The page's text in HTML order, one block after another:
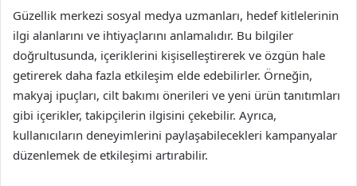
Güzellik merkezi sosyal medya uzmanları, hedef kitlelerinin
ilgi alanlarını ve ihtiyaçlarını anlamalıdır. Bu bilgiler
doğrultusunda, içeriklerini kişiselleştirerek ve özgün hale
getirerek daha fazla etkileşim elde edebilirler. Örneğin,
makyaj ipuçları, cilt bakımı önerileri ve yeni ürün tanıtımları
gibi içerikler, takipçilerin ilgisini çekebilir. Ayrıca,
kullanıcıların deneyimlerini paylaşabilecekleri kampanyalar
düzenlemek de etkileşimi artırabilir.